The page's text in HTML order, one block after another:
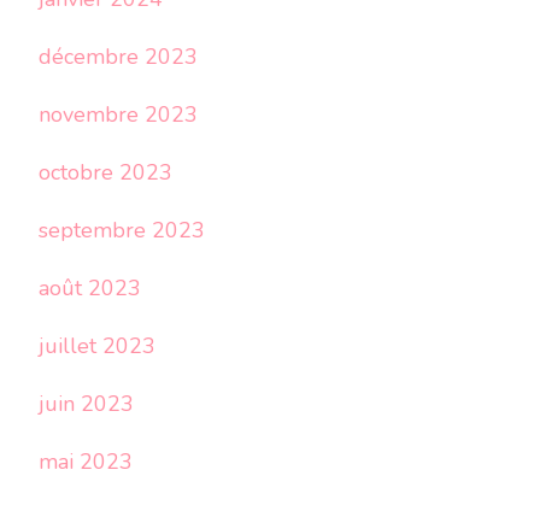
décembre 2023
novembre 2023
octobre 2023
septembre 2023
août 2023
juillet 2023
juin 2023
mai 2023